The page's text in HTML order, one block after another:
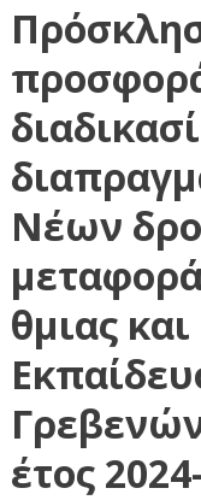
Νέων
θμιας
έτος